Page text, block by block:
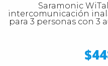
Saramonic
intercomunicación
para 3 personas con 3